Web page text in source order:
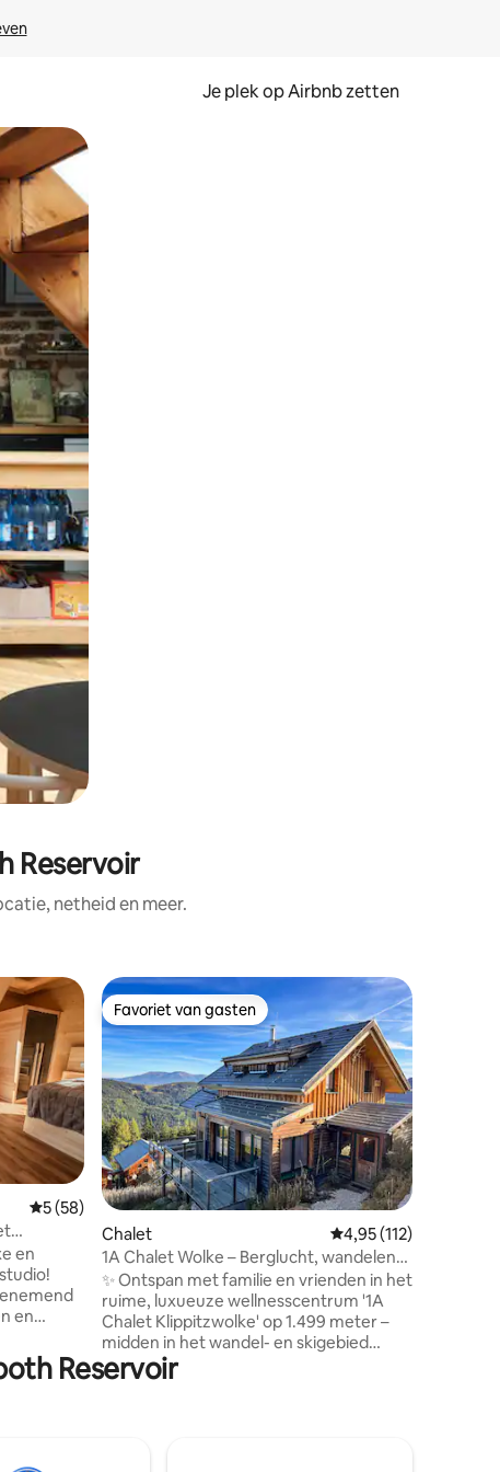
Je plek op Airbnb zetten
of swipen.
Reservoir
netheid en meer.
Gemiddelde beoordeling van 5 op 5, 58 recensies
5 (58)
en
en
eigen
van
Favoriet van gasten
Favoriet van gasten
Chalet Gemiddelde
4,95 (112)
1A Chalet Wolke – Berglucht, wandelen
en wellness
✨ Ontspan met familie en vrienden in het
ruime, luxueuze wellnesscentrum '1A
Chalet Klippitzwolke' op 1.499 meter –
midden in het wandel- en skigebied
Klippitztörl. 🧖‍♂️ Beglaasde spa met
bubbelbad en infraroodcabine 🛏️
Reservoir